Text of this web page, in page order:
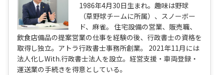
1986年4月30日生まれ。趣味は野球
（草野球チームに所属）、スノーボー
ド、麻雀。 住宅設備の営業、販売職、
飲食店備品の提案営業の仕事を経験の後、行政書士の資格を
取得し独立。アトラ行政書士事務所創業。 2021年11月には
法人化しWith.行政書士法人を設立。経営支援・車両登録・
運送業の手続きを得意としている。